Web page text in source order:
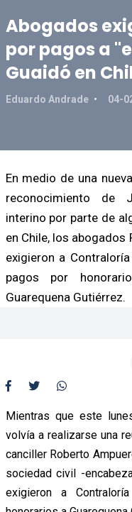
Abogados
por pagos a
Guaidó en
Eduardo Andrade 04-
En medio de una
reconocimiento de
interino por parte de
en Chile, los abogados
exigieron a
pagos por
Guarequena Gutiérrez.
Mientras que este
volvía a realizarse una
canciller Roberto
sociedad civil -
exigieron a